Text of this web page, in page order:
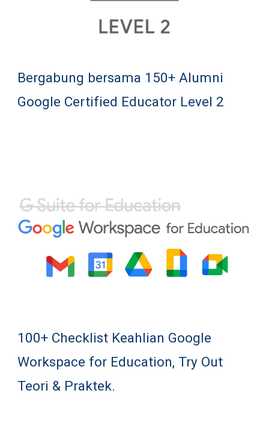
Bergabung bersama 150+ Alumni
Google Certified Educator Level 2
100+ Checklist Keahlian Google
Workspace for Education, Try Out
Teori & Praktek.